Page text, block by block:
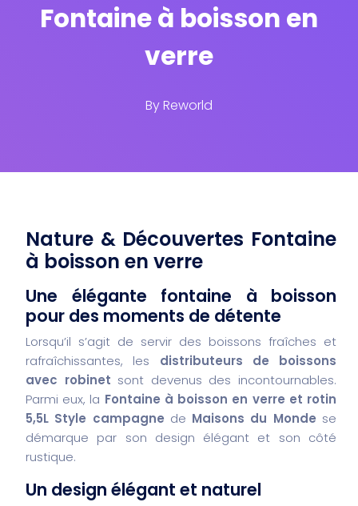
Fontaine à boisson en
verre
ByReworld
Nature & Découvertes Fontaine
à boisson en verre
Une élégante fontaine à boisson
pour des moments de détente
Lorsqu’il s’agit de servir des boissons fraîches et
rafraîchissantes, les distributeurs de boissons
avec robinet sont devenus des incontournables.
Parmi eux, la Fontaine à boisson en verre et rotin
5,5L Style campagne de Maisons du Monde se
démarque par son design élégant et son côté
rustique.
Un design élégant et naturel